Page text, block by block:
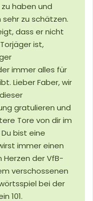
zu haben und
zu schätzen.
dass er nicht
ist,
immer alles für
Lieber Faber, wir
gratulieren und
Tore von dir im
bist eine
immer einen
Herzen der VfB-
verschossenen
bei der
101.